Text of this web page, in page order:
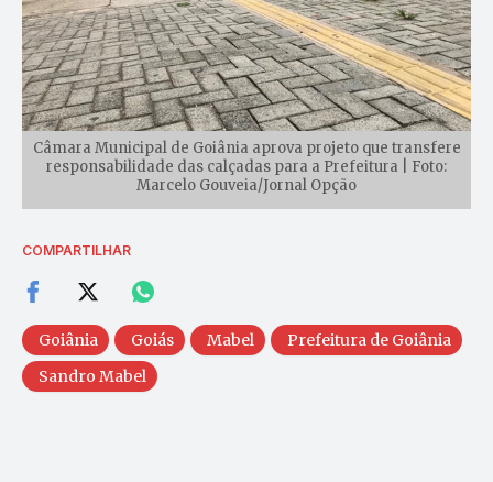
Câmara Municipal de Goiânia aprova projeto que transfere
responsabilidade das calçadas para a Prefeitura | Foto:
Marcelo Gouveia/Jornal Opção
COMPARTILHAR
Goiânia Goiás Mabel
Prefeitura de Goiânia
Sandro Mabel